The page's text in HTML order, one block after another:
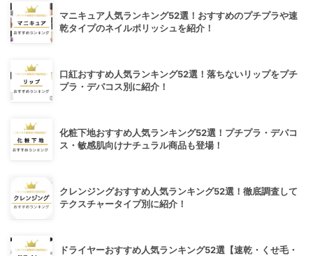
マニキュア人気ランキング52選！おすすめのプチプラや速
乾タイプのネイルポリッシュを紹介！
口紅おすすめ人気ランキング52選！落ちないリップをプチ
プラ・デパコス別に紹介！
化粧下地おすすめ人気ランキング52選！プチプラ・デパコ
ス・敏感肌向けナチュラル商品も登場！
クレンジングおすすめ人気ランキング52選！徹底調査して
テクスチャータイプ別に紹介！
ドライヤーおすすめ人気ランキング52選【速乾・くせ毛・